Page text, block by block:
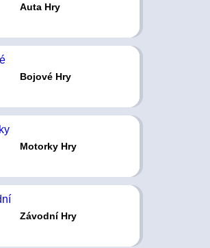
Auta Hry
Bojové Hry
Motorky Hry
Závodní Hry